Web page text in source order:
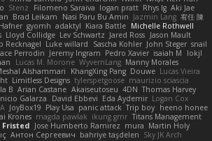
Stenz Filomeno Saraiva logan pratt Rhys lg Aki Jae
Brad Leikam Nasi Paru Bu Amin Jazmin Lang 宥任 陳
gyomh adaktyl Kiara Battle Michelle Rothwell
Lloyd Collidge Lev Schwartz Jared Ross Jason Mault
Recknagel Luke willard Sascha Kohler John Steger snail
Perrodin Jeremy Ingram Pedro Xavier isaiah M
lokjl
Lucas M. Morone WyvernLang Manny Morales
Alshammari KhangXing Pang Douwe Lucas Vieira
Limitless Designs tylerspetgoose maurizio sciascia
B Arian Castane Akaiseutoseu 4DN Thomas Harvey
Galarza David Ebbevi Eda Aydemir Logan Cox
JoyBox19 Play Usa panic attack Trip boy heeno honee
Krones magda pawlak ikung gmr Titans Management
Fristed Jose Humberto Ramirez mura Martin Holy
Антон Сергеевич bahriye taşdelen Sky JK Arch